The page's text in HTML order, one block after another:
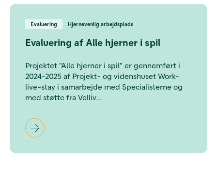
Evaluering Hjernevenlig arbejdsplads
Evaluering af Alle hjerner i spil
Projektet "Alle hjerner i spil" er gennemført i
2024-2025 af Projekt- og videnshuset Work-
live-stay i samarbejde med Specialisterne og
med støtte fra Velliv
de virksomhedsrettede erfaringer, herunder
den værdi projektet har skabt, samt hvordan
læring og resultater forventes at blive